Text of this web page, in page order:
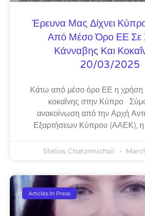
Έρευνα Μας Δίχνει
Από Μέσο Όρο ΕΕ Σε
Κάνναβης Και
20/03/2025
Κάτω από μέσο όρο ΕΕ η χρήση
κοκαΐνης στην Κύπρο
ανακοίνωση από την Αρχή
Εξαρτήσεων Κύπρου (ΑΑΕΚ), η
Stelios Chatzimichail
Articles In Press